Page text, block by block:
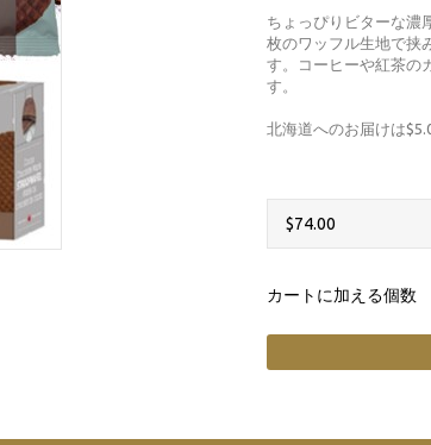
ちょっぴりビターな濃
枚のワッフル生地で挟
す。コーヒーや紅茶の
す。
北海道へのお届けは
$74.00
カートに加える個数